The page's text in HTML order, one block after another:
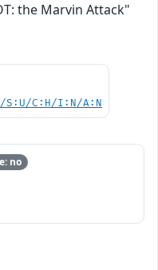
the Marvin Attack"
S:U/C:H/I:N/A:N
no